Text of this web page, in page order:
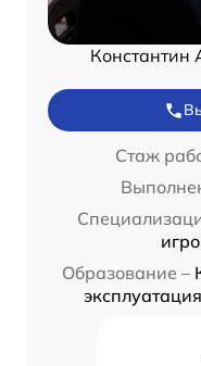
Константин
Стаж
Образование –